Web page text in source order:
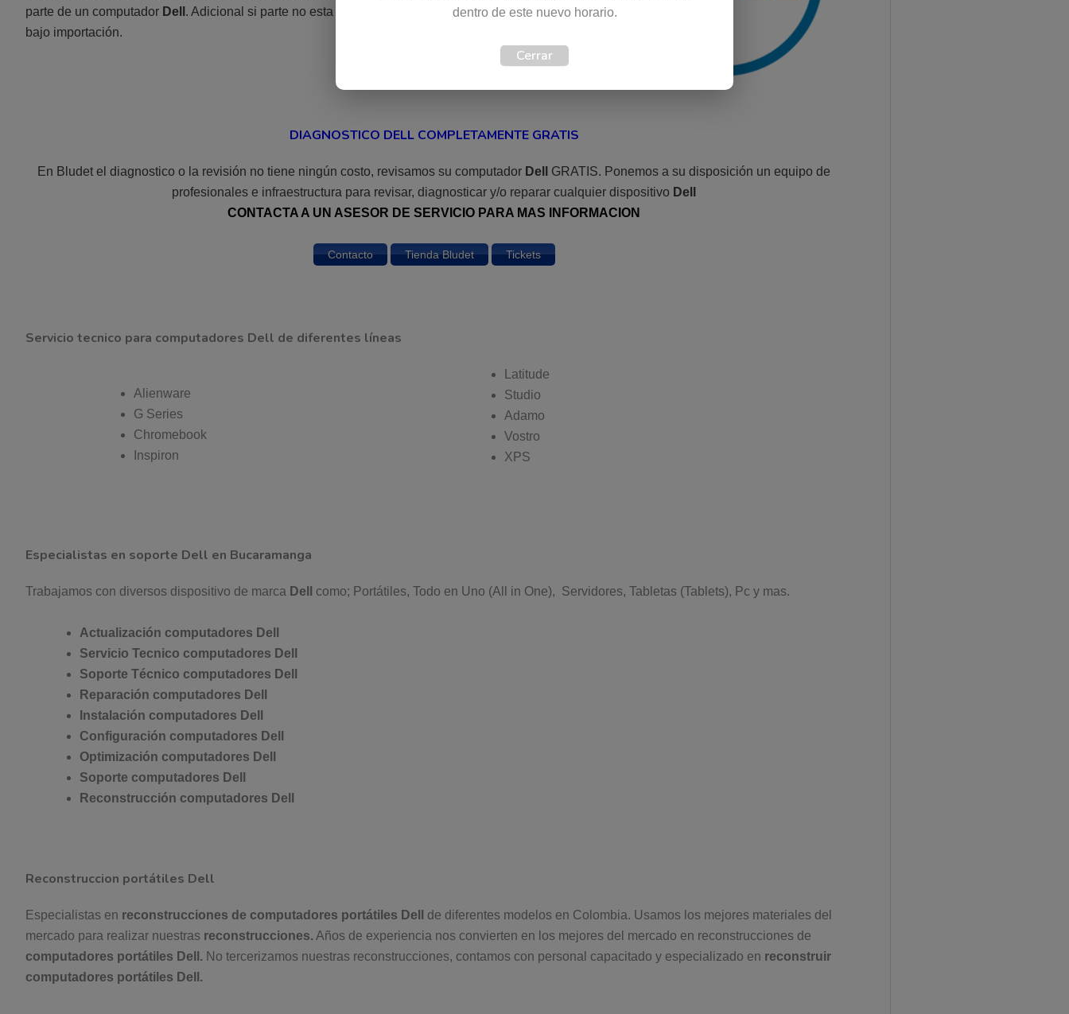
parte de un computador Dell . Adicional si parte no esta disponible en el país, es posible solicitarla
bajo importación.
DIAGNOSTICO DELL COMPLETAMENTE GRATIS
En Bludet el diagnostico o la revisión no tiene ningún costo, revisamos su computador Dell
GRATIS. Ponemos a su disposición un equipo de
profesionales e infraestructura para revisar, diagnosticar y/o reparar cualquier dispositivo Dell
CONTACTA A UN ASESOR DE SERVICIO PARA MAS INFORMACION
Contacto Tienda Bludet Tickets
Servicio tecnico para computadores Dell de diferentes líneas
Alienware
G Series
Chromebook
Inspiron
Latitude
Studio
Adamo
Vostro
XPS
Especialistas en soporte Dell en Bucaramanga
Trabajamos con diversos dispositivo de marca Dell como; Portátiles, Todo en Uno (All in One), Servidores, Tabletas (Tablets), Pc y mas.
Actualización computadores Dell
Servicio Tecnico computadores Dell
Soporte Técnico computadores Dell
Reparación computadores Dell
Instalación computadores Dell
Configuración computadores Dell
Optimización computadores Dell
Soporte computadores Dell
Reconstrucción computadores Dell
Reconstruccion portátiles Dell
Especialistas en reconstrucciones de computadores portátiles Dell
de diferentes modelos en Colombia. Usamos los mejores materiales del
mercado para realizar nuestras reconstrucciones. Años de experiencia nos convierten en los mejores del mercado en reconstrucciones de
computadores portátiles Dell. No tercerizamos nuestras reconstrucciones, contamos con personal capacitado y especializado en reconstruir
computadores portátiles Dell.
dentro de este nuevo horario.
Cerrar